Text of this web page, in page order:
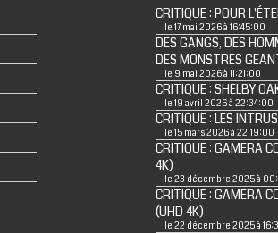
CRITIQUE : POUR
le 17 mai 2026 à 16:45:00
DES GANGS, DES
DES MONSTRES
le 9 mai 2026 à 11:21:00
CRITIQUE : SHELBY
le 19 avril 2026 à 22:34:00
CRITIQUE : LES
le 15 mars 2026 à 22:19:00
CRITIQUE : GAMERA
4K)
le 23 décembre 2025 à
CRITIQUE : GAMERA
(UHD 4K)
le 22 décembre 2025 à